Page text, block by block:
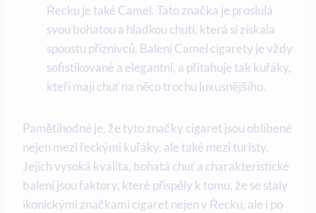
Řecku je také Camel. Tato značka je proslulá
svou bohatou a hladkou chutí, která si získala
spoustu příznivců. Balení Camel cigarety je vždy
sofistikované a elegantní, a přitahuje tak kuřáky,
kteří mají chuť na něco trochu luxusnějšího.
Pamětihodné je, že tyto značky cigaret jsou oblíbené
nejen mezi řeckými kuřáky, ale také mezi turisty.
Jejich vysoká kvalita, bohatá chuť a charakteristické
balení jsou faktory, které přispěly k tomu, že se staly
ikonickými značkami cigaret nejen v Řecku, ale i po